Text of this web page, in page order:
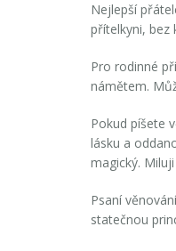
Nejlepší
přítelkyni, bez
Pro rodinné
námětem.
Pokud píšete
lásku a
magický. Miluji
Psaní věnování
statečnou